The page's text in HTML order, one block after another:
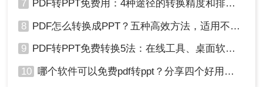
助！
7 PDF转PPT免费用：4种途径的转换精度和排版保留能力对比！
8 PDF怎么转换成PPT？五种高效方法，适用不同场景全解析！
9 PDF转PPT免费转换5法：在线工具、桌面软件和PPT插件的优劣！
10 哪个软件可以免费pdf转ppt？分享四个好用的转换工具！